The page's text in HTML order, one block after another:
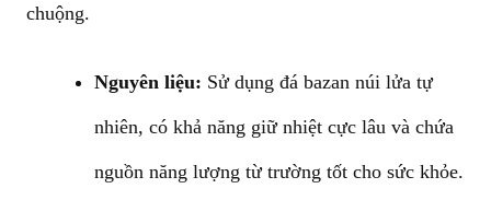
chuộng.
Nguyên liệu: Sử dụng đá bazan núi lửa tự
nhiên, có khả năng giữ nhiệt cực lâu và chứa
nguồn năng lượng từ trường tốt cho sức khỏe.